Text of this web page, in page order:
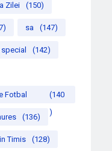
Zilei (150)
sa (147)
(142)
Fotbal
(140
)
(136)
Timis (128)